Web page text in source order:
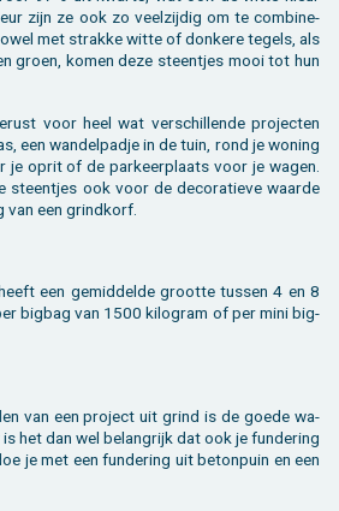
zijn ze ook zo veel­zij­dig om te com­bi­ne­
met strak­ke witte of don­ke­re te­gels, als
groen, komen deze steen­tjes mooi tot hun
voor heel wat ver­schil­len­de pro­jec­ten
een wan­del­pad­je in de tuin, rond je wo­ning
je oprit of de par­keer­plaats voor je wagen.
steen­tjes ook voor de de­co­ra­tie­ve waar­de
van een grind­korf.
een ge­mid­del­de groot­te tus­sen 4 en 8
big­bag van 1500 ki­lo­gram of per mini big­
van een pro­ject uit grind is de goede wa­
het dan wel be­lang­rijk dat ook je fun­de­ring
je met een fun­de­ring uit be­ton­puin en een